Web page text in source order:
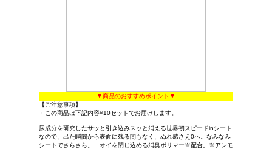
▼商品のおすすめポイント▼
【ご注意事項】
・この商品は下記内容×10セットでお届けします。
尿成分を研究したサッと引き込みスッと消える世界初スピードinシート
なので、出た瞬間から表面に残る間もなく、ぬれ感さえ0へ。なみなみ
シートでさらさら。ニオイを閉じ込める消臭ポリマー※配合。※アンモ